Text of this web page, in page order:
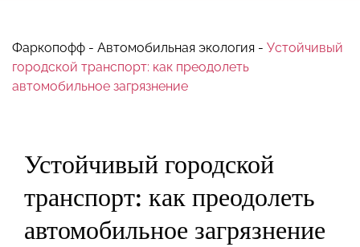
Безопасность
Фаркопофф - Автомобильная экология - Устойчивый
городской транспорт: как преодолеть
автомобильное загрязнение
Устойчивый городской
транспорт: как преодолеть
автомобильное загрязнение